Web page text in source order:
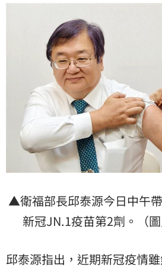
▲衛福部長邱泰源今日中午
新冠JN.1疫苗第2劑。（圖
邱泰源指出，近期新冠疫情